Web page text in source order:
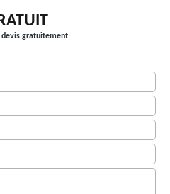
devis gratuitement